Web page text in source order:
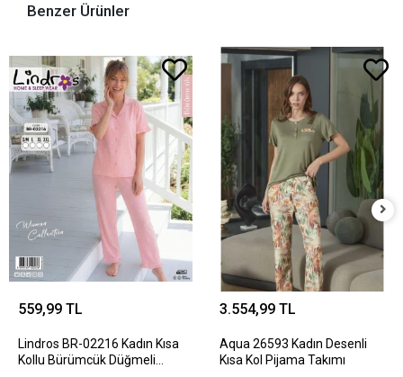
Benzer Ürünler
559,99 TL
Lindros BR-02216 Kadın Kısa
Kollu Bürümcük Düğmeli
3.554,99 TL
Aqua 26593 Kadın Desenli
Kısa Kol Pijama Takımı